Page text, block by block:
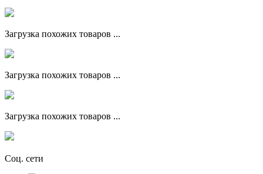
Загрузка похожих товаров ...
Загрузка похожих товаров ...
Загрузка похожих товаров ...
Соц. сети